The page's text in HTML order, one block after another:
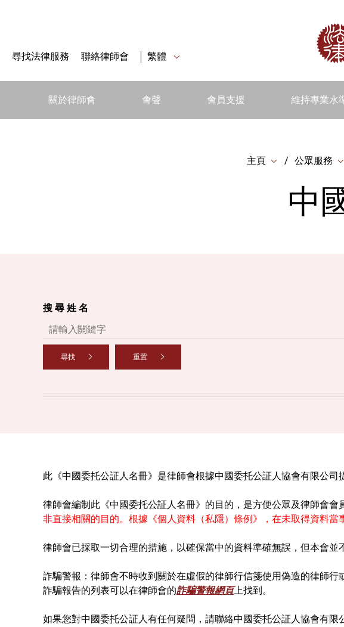
尋找法律服務 聯絡律師會 繁體
關於律師會 會聲 會員支援 維持專業水
主頁 公眾服務
中
搜 尋 姓 名
尋找 重置
此《中國委托公証人名冊》是律師會根據中國委托公証人協會有限公司
律師會編制此《中國委托公証人名冊》的目的，是方便公眾及律師會會
非直接相關的目的。根據《個人資料（私隱）條例》，在未取得資料
律師會已採取一切合理的措施，以確保當中的資料準確無誤，但本會並
詐騙警報：律師會不時收到關於在虛假的律師行信箋使用偽造的律師
詐騙報告的列表可以在律師會的詐騙警報網頁上找到。
如果您對中國委托公証人有任何疑問，請聯絡中國委托公証人協會有限